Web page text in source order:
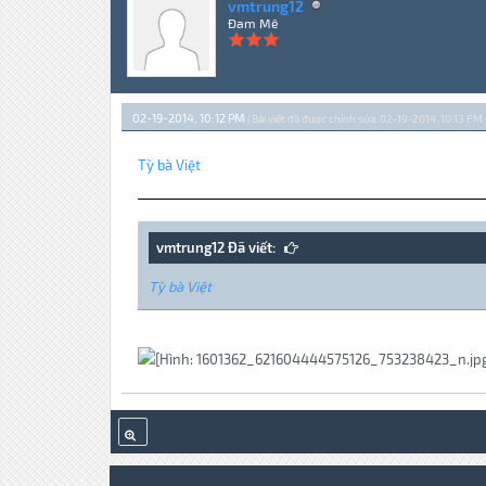
vmtrung12
Đam Mê
02-19-2014, 10:12 PM (Bài viết đã được chỉnh sửa: 02-19-2014, 10:13 PM
Tỳ bà Việt
vmtrung12 Đã viết:
Tỳ bà Việt